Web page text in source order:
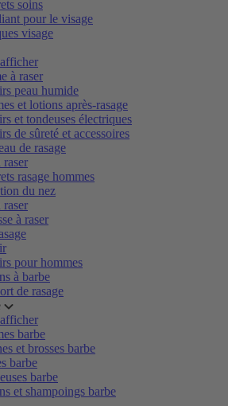
soins
pour le visage
visage
à raser
peau humide
et lotions après-rasage
et tondeuses électriques
de sûreté et accessoires
de rasage
raser
rasage hommes
du nez
raser
à raser
pour hommes
à barbe
de rasage
barbe
et brosses barbe
barbe
barbe
et shampoings barbe